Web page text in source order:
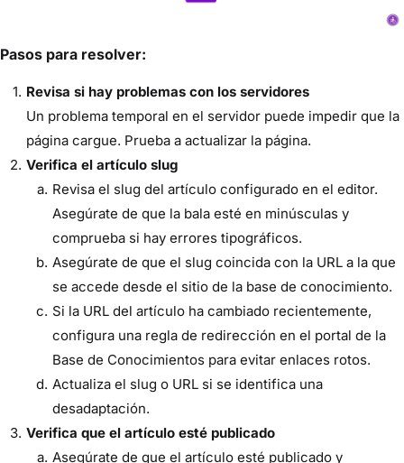
Pasos para resolver:
Revisa si hay problemas con los servidores
Un problema temporal en el servidor puede impedir que la
página cargue. Prueba a actualizar la página.
Verifica el artículo slug
Revisa el slug del artículo configurado en el editor.
Asegúrate de que la bala esté en minúsculas y
comprueba si hay errores tipográficos.
Asegúrate de que el slug coincida con la URL a la que
se accede desde el sitio de la base de conocimiento.
Si la URL del artículo ha cambiado recientemente,
configura una regla de redirección en el portal de la
Base de Conocimientos para evitar enlaces rotos.
Actualiza el slug o URL si se identifica una
desadaptación.
Verifica que el artículo esté publicado
Asegúrate de que el artículo esté publicado y